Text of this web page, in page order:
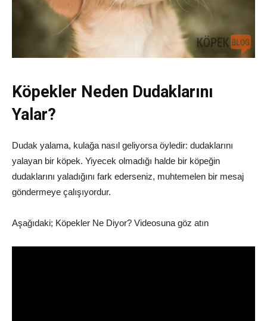
Köpekler Neden Dudaklarını
Yalar?
Dudak yalama, kulağa nasıl geliyorsa öyledir: dudaklarını
yalayan bir köpek. Yiyecek olmadığı halde bir köpeğin
dudaklarını yaladığını fark ederseniz, muhtemelen bir mesaj
göndermeye çalışıyordur.
Aşağıdaki; Köpekler Ne Diyor? Videosuna göz atın